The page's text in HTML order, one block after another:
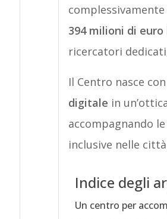
394 milioni di
ricercatori
Il Centro nasce
digitale in
accompagnando
inclusive nelle
Indice degli
Un centro per